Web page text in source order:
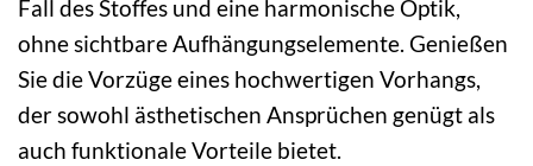
Fall des Stoffes und eine harmonische Optik,
ohne sichtbare Aufhängungselemente. Genießen
Sie die Vorzüge eines hochwertigen Vorhangs,
der sowohl ästhetischen Ansprüchen genügt als
auch funktionale Vorteile bietet.